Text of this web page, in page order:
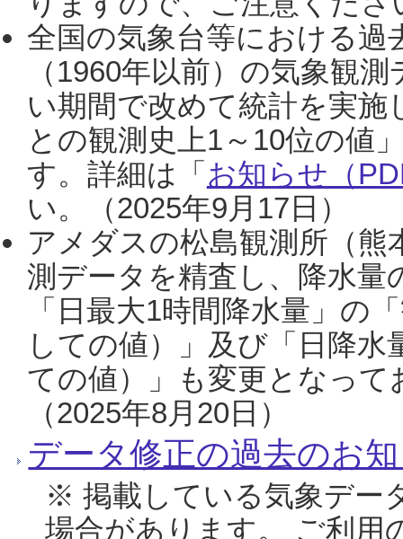
全国の気象台等における過
（1960年以前）の気象観
い期間で改めて統計を実
との観測史上1～10位の値
す。詳細は「 お知らせ（
い。（2025年9月17日）
アメダスの松島観測所（熊
測データを精査し、降水
「日最大1時間降水量」の
しての値）」及び「日降
ての値）」も変更となっ
（2025年8月20日）
データ修正の過去のお
※ 掲載している気象デー
場合があります。 ご利用